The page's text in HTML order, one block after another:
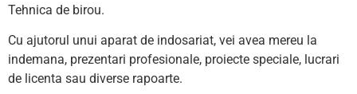
Tehnica de birou.
Cu ajutorul unui aparat de indosariat, vei avea mereu la
indemana, prezentari profesionale, proiecte speciale, lucrari
de licenta sau diverse rapoarte.